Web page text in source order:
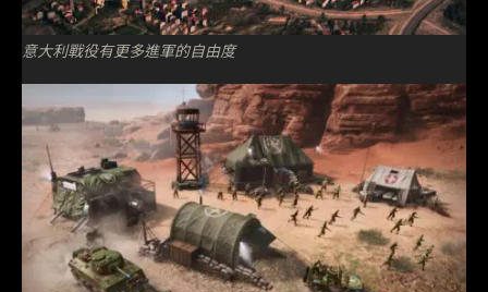
意大利戰役有更多進軍的自由度